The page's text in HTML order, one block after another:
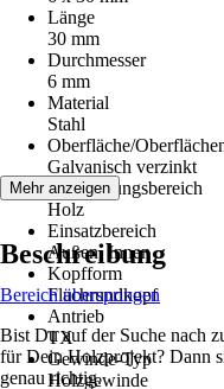
Länge
30 mm
Durchmesser
6 mm
Material
Stahl
Oberfläche/
Galvanisch verzinkt
Anwendungsbereich
Holz
Einsatzbereich
Außen, Innen
Kopfform
Flachrundkopf
Antrieb
TX
Gewinde-Typ
Holzgewinde
Mehr anzeigen
Beschreibung
Bereich überspringen
Bist Du auf der Suche nach
für Dein Holzprojekt? Dann
genau richtig.